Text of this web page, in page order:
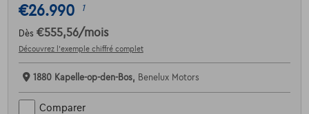
€26.990 1
Dès €555,56/mois
Découvrez l’exemple chiffré complet
1880 Kapelle-op-den-Bos, Benelux Motors
Comparer